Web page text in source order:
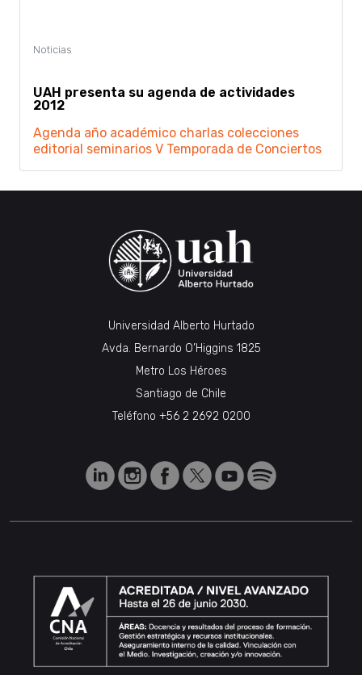
UAH presenta su agenda de actividades
2012
Agenda año académico charlas colecciones
editorial seminarios V Temporada de Conciertos
Universidad Alberto Hurtado
Avda. Bernardo O’Higgins 1825
Metro Los Héroes
Santiago de Chile
Teléfono +56 2 2692 0200